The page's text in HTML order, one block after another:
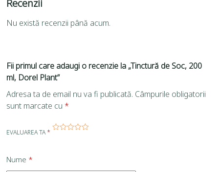
Recenzii
Nu există recenzii până acum.
Fii primul care adaugi o recenzie la „Tinctură de Soc, 200
ml, Dorel Plant”
Adresa ta de email nu va fi publicată. Câmpurile obligatorii
sunt marcate cu *
EVALUAREA TA*
Nume *